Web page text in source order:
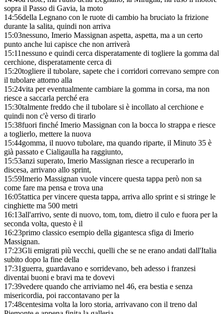
sopra il Passo di Gavia, la moto
14:56della Legnano con le ruote di cambio ha bruciato la frizione
durante la salita, quindi non arriva
15:03nessuno, Imerio Massignan aspetta, aspetta, ma a un certo
punto anche lui capisce che non arriverà
15:11nessuno e quindi cerca disperatamente di togliere la gomma dal
cerchione, disperatamente cerca di
15:20togliere il tubolare, sapete che i corridori correvano sempre con
il tubolare attorno alla
15:24vita per eventualmente cambiare la gomma in corsa, ma non
riesce a saccarla perché era
15:30talmente freddo che il tubolare si è incollato al cerchione e
quindi non c'è verso di tirarlo
15:38fuori finché Imerio Massignan con la bocca lo strappa e riesce
a toglierlo, mettere la nuova
15:44gomma, il nuovo tubolare, ma quando riparte, il Minuto 35 è
già passato e Cialigaulla ha raggiunto,
15:53anzi superato, Imerio Massignan riesce a recuperarlo in
discesa, arrivano allo sprint,
15:59Imerio Massignan vuole vincere questa tappa però non sa
come fare ma pensa e trova una
16:05tattica per vincere questa tappa, arriva allo sprint e si stringe le
cinghiette ma 500 metri
16:13all'arrivo, sente di nuovo, tom, tom, dietro il culo e fuora per la
seconda volta, questo è il
16:23primo classico esempio della gigantesca sfiga di Imerio
Massignan.
17:23Gli emigrati più vecchi, quelli che se ne erano andati dall'Italia
subito dopo la fine della
17:31guerra, guardavano e sorridevano, beh adesso i franzesi
diventai buoni e bravi ma te dovevi
17:39vedere quando che arriviamo nel 46, era bestia e senza
misericordia, poi raccontavano per la
17:48centesima volta la loro storia, arrivavano con il treno dal